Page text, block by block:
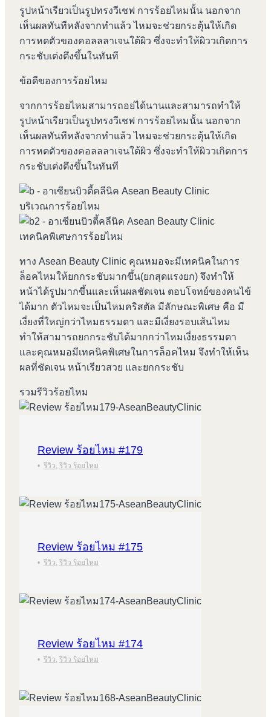
รูปหน้าเรียวเป็นรูปทรงวีเชฟ การร้อยไหมนั้น นอกจาก
เห็นผลทันทีหลังจากทำแล้ว ไหมจะช่วยกระตุ้นให้เกิด
การหดตัวของคอลลลาเจนใต้ผิว ซึ่งจะทำให้ผิววเกิดการ
กระชับเต่งตึงขึ้นในทันที
ข้อดีของการร้อยไหม
จากการร้อยไหมสามารถอย่ได้นานและสามารถทำให้
รูปหน้าเรียวเป็นรูปทรงวีเชฟ การร้อยไหมนั้น นอกจาก
เห็นผลทันทีหลังจากทำแล้ว ไหมจะช่วยกระตุ้นให้เกิด
การหดตัวของคอลลลาเจนใต้ผิว ซึ่งจะทำให้ผิววเกิดการ
กระชับเต่งตึงขึ้นในทันที
บริเวณการร้อยไหม
เทคนิคพิเศษการร้อยไหม
ทาง Asean Beauty Clinic คุณหมอจะมีเทคนิคในการ
ล็อคไหมให้ยกกระชับมากขึ้น(ยกสุดแรงยก) จึงทำให้
หน้าได้รูปมากขึ้นและเห็นผลชัดเจน ตอบโจทย์ของคนไข้
ได้มาก ตัวไหมจะเป็นไหมคริสตัล มีลักษณะพิเศษ คือ มี
เงี่ยงที่ใหญ่กว่าไหมธรรมดา และมีเงี่ยงรอบเส้นไหม
ทำให้สามารถยกกระชับได้มากกว่าไหมเงี่ยงธรรมดา
และคุณหมอมีเทคนิคพิเศษในการล็อคไหม จึงทำให้เห็น
ผลที่ชัดเจน หน้าเรียวสวย และยกกระชับ
รวมรีวิวร้อยไหม
Review ร้อยไหม #179
• รีวิว, รีวิว ร้อยไหม
Review ร้อยไหม #175
• รีวิว, รีวิว ร้อยไหม
Review ร้อยไหม #174
• รีวิว, รีวิว ร้อยไหม